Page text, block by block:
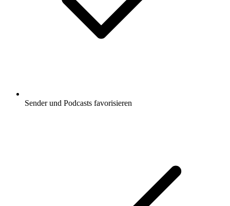
Sender und Podcasts favorisieren